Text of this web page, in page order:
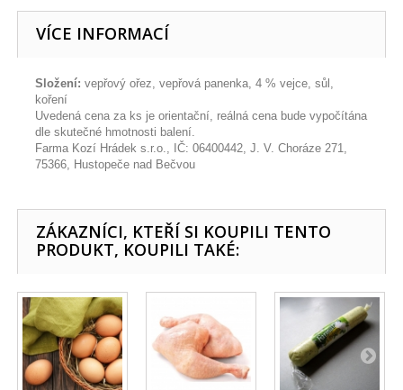
VÍCE INFORMACÍ
Složení: vepřový ořez, vepřová panenka, 4 % vejce, sůl,
koření
Uvedená cena za ks je orientační, reálná cena bude vypočítána
dle skutečné hmotnosti balení.
Farma Kozí Hrádek s.r.o., IČ: 06400442, J. V. Choráze 271,
75366, Hustopeče nad Bečvou
ZÁKAZNÍCI, KTEŘÍ SI KOUPILI TENTO
PRODUKT, KOUPILI TAKÉ: